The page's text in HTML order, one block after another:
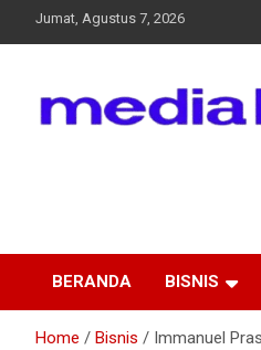
Jumat, Agustus 7, 2026
BERANDA BISNIS
Home Bisnis Immanuel